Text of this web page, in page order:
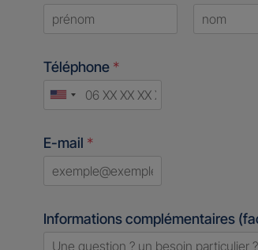
Téléphone *
United
E-mail *
Informations complémentaires